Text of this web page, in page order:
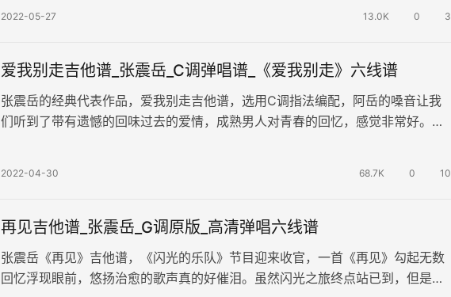
2022-05-27 13.0K 0 3
爱我别走吉他谱_张震岳_C调弹唱谱_《爱我别走》六线谱
张震岳的经典代表作品，爱我别走吉他谱，选用C调指法编配，阿岳的嗓音让我
们听到了带有遗憾的回味过去的爱情，成熟男人对青春的回忆，感觉非常好。
2022-04-30 68.7K 0 10
再见吉他谱_张震岳_G调原版_高清弹唱六线谱
张震岳《再见》吉他谱，《闪光的乐队》节目迎来收官，一首《再见》勾起无数
回忆浮现眼前，悠扬治愈的歌声真的好催泪。虽然闪光之旅终点站已到，但是旅